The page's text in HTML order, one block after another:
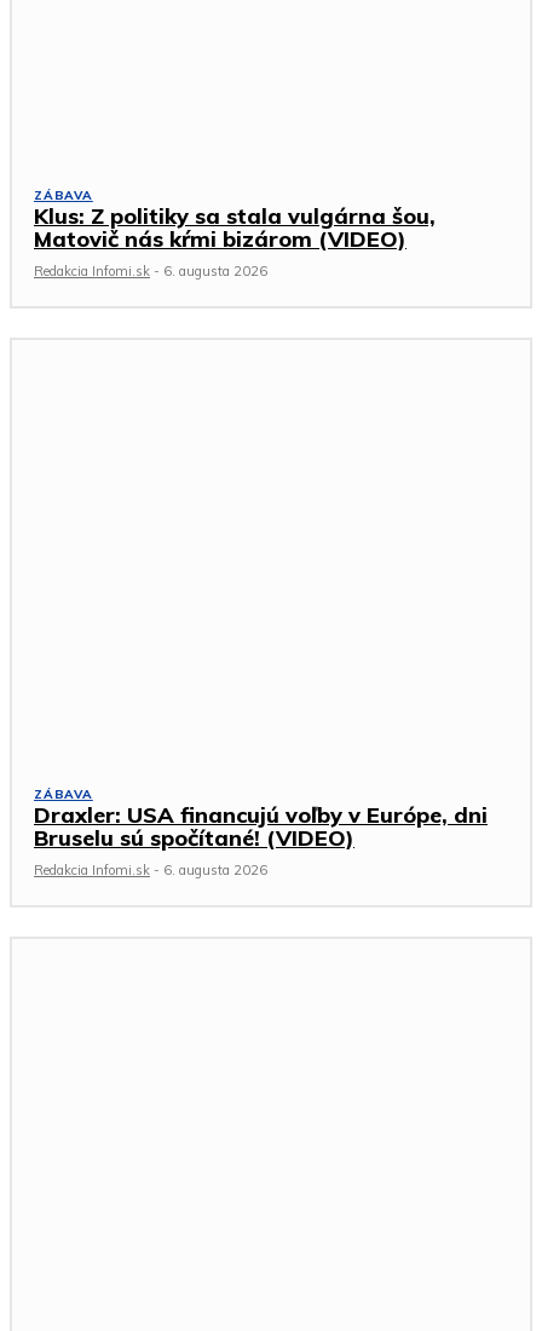
ZÁBAVA
Klus: Z politiky sa stala vulgárna šou,
Matovič nás kŕmi bizárom (VIDEO)
Redakcia Infomi.sk - 6. augusta 2026
ZÁBAVA
Draxler: USA financujú voľby v Európe, dni
Bruselu sú spočítané! (VIDEO)
Redakcia Infomi.sk - 6. augusta 2026